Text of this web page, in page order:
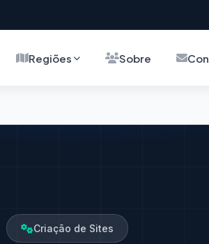
Regiões Sobre
Criação de Sites